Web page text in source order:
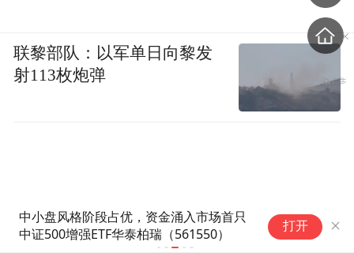
中小盘风格阶段占优，资金涌入市场首只
中证500增强ETF华泰柏瑞（561550）
资金连续4
（512880
打开
联黎部队：以军单日向黎发
射113枚炮弹